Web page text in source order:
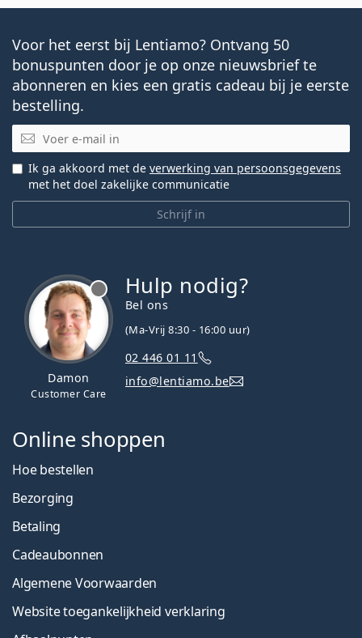
Voor het eerst bij Lentiamo? Ontvang 50
bonuspunten door je op onze nieuwsbrief te
abonneren en kies een gratis cadeau bij je eerste
bestelling.
E-mail
Schrijf in
Ik ga akkoord met de verwerking van persoonsgegevens
met het doel zakelijke communicatie
Damon
Customer Care
Hulp nodig?
Bel ons
(Ma-Vrij 8:30 - 16:00 uur)
02 446 01 11
info@lentiamo.be
Online shoppen
Hoe bestellen
Bezorging
Betaling
Cadeaubonnen
Algemene Voorwaarden
Website toegankelijkheid verklaring